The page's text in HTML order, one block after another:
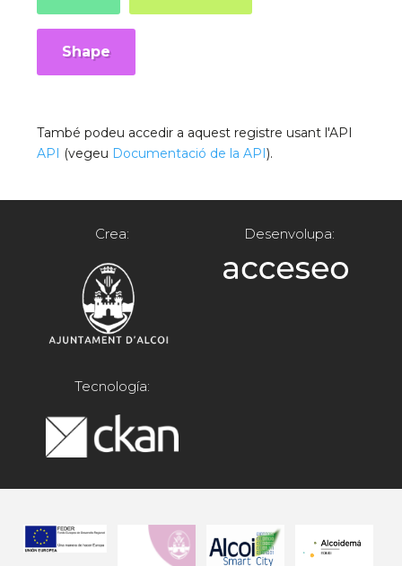
Shape
També podeu accedir a aquest registre usant l'API
API (vegeu Documentació de la API).
Crea: Desenvolupa:
Tecnología: